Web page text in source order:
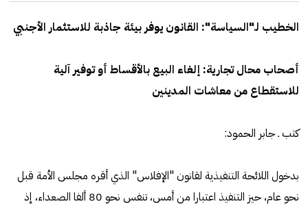
الخطيب لـ"السياسة": القانون يوفر بيئة جاذبة للاستثمار الأجنبي
أصحاب محال تجارية: إلغاء البيع بالأقساط أو توفير آلية
للاستقطاع من معاشات المدينين
كتب ـ جابر الحمود:
بدخول اللائحة التنفيذية لقانون "الإفلاس" الذي أقره مجلس الأمة قبل
نحو عام، حيز التنفيذ اعتبارا من أمس، تنفس نحو 80 ألفا الصعداء، إذ